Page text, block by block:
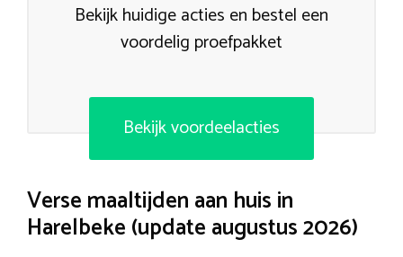
Bekijk huidige acties en bestel een
voordelig proefpakket
Bekijk voordeelacties
Verse maaltijden aan huis in
Harelbeke (update augustus 2026)